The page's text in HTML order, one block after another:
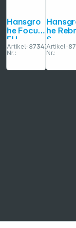
Hansgro
he Focus
EH-
Wannen
mischer
Aufputz
Artikel-
Nr.:
873476
he
S
Wannen
Artikel-
Nr.: